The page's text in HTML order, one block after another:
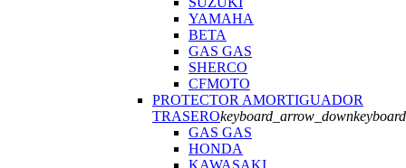
YAMAHA
BETA
GAS GAS
SHERCO
CFMOTO
PROTECTOR AMORTIGUADOR
TRASEROkeyboard_arrow_down
GAS GAS
HONDA
KAWASAKI